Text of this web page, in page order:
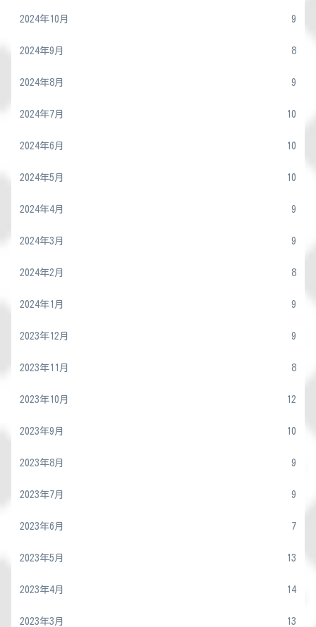
2024年10月 9
2024年9月 8
2024年8月 9
2024年7月 10
2024年6月 10
2024年5月 10
2024年4月 9
2024年3月 9
2024年2月 8
2024年1月 9
2023年12月 9
2023年11月 8
2023年10月 12
2023年9月 10
2023年8月 9
2023年7月 9
2023年6月 7
2023年5月 13
2023年4月 14
2023年3月 13